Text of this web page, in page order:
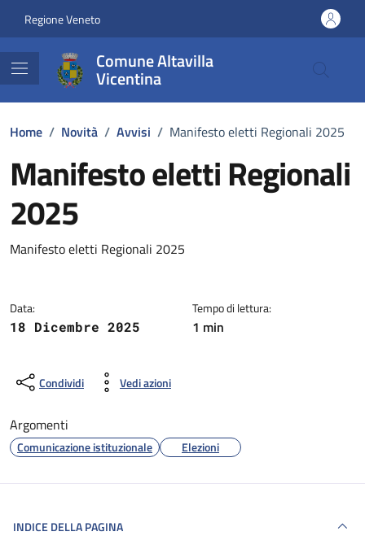
Regione Veneto
Comune Altavilla
Vicentina
Home / Novità / Avvisi / Manifesto eletti Regionali 2025
Manifesto eletti Regionali
2025
Dettagli della notizia
Manifesto eletti Regionali 2025
Data:
18 Dicembre 2025
Tempo di lettura:
1 min
Condividi Vedi azioni
Argomenti
Comunicazione istituzionale Elezioni
INDICE DELLA PAGINA